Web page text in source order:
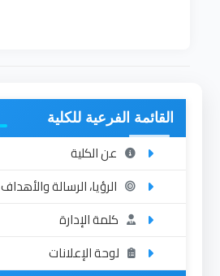
القائمة الفرعية للكلية
عن الكلية
الرؤيا، الرسالة والأهداف
كلمة الإدارة
لوحة الإعلانات